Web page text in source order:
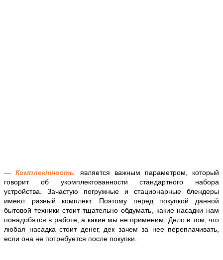
— Комплектность: является важным параметром, который
говорит об укомплектованности стандартного набора
устройства. Зачастую погружные и стационарные блендеры
имеют разный комплект. Поэтому перед покупкой данной
бытовой техники стоит тщательно обдумать, какие насадки нам
понадобятся в работе, а какие мы не применим. Дело в том, что
любая насадка стоит денег, дек зачем за нее переплачивать,
если она не потребуется после покупки.